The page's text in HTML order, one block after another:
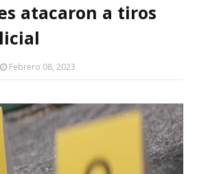
atacaron a tiros
Febrero 08, 2023